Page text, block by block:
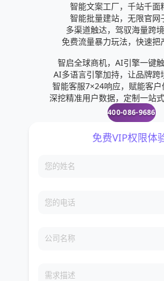
智能文案工厂，千站千面
智能批量建站，无限官网
多渠道触达，驾驭海量跨
免费流量暴力玩法，快速把
智启全球商机，AI引擎一键
AI多语言引擎加持，让品牌跨
智能客服7×24响应，赋能客
深挖精准用户数据，定制一站
400-086-9686